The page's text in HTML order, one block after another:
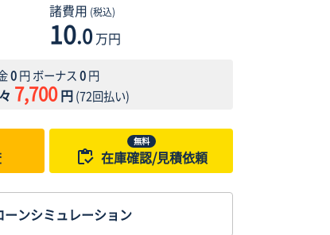
諸費用 (税込)
10.0万円
0円 ボーナス0円
7,700円(72回払い)
無料
在庫確認/見積依頼
ーンシミュレーション